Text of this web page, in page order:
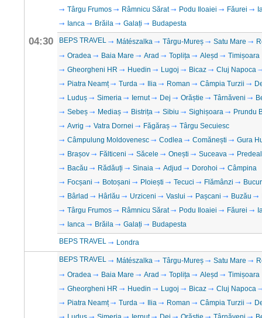
04:30
Târgu Frumos
Râmnicu Sărat Podu Iloaiei Făurei
Ianca
Brăila Galați Budapesta
BEPS TRAVEL Mátészalka Târgu-Mureș Satu Mare
Oradea
Baia Mare Arad Toplița Aleșd
Timișoara
Gheorgheni HR
Huedin Lugoj Bicaz
Cluj Napoca
Piatra Neamț
Turda Ilia Roman Câmpia Turzii
Luduș
Simeria Iernut Dej Orăștie Târnăveni
Sebeș
Mediaș Bistrița Sibiu Sighișoara
Prundu
Avrig
Vatra Dornei Făgăraș
Târgu Secuiesc
Câmpulung Moldovenesc
Codlea Comănești
Gura
Brașov
Fălticeni Săcele Onești Suceava
Predeal
Bacău
Rădăuți Sinaia Adjud Dorohoi
Câmpina
Focșani
Botoșani Ploiești Tecuci Flămânzi
Bârlad
Hârlău Urziceni Vaslui Pașcani Buzău
Târgu Frumos
Râmnicu Sărat Podu Iloaiei Făurei
Ianca
Brăila Galați Budapesta
BEPS TRAVEL Londra
BEPS TRAVEL Mátészalka Târgu-Mureș Satu Mare
Oradea
Baia Mare Arad Toplița Aleșd
Timișoara
Gheorgheni HR
Huedin Lugoj Bicaz
Cluj Napoca
Piatra Neamț
Turda Ilia Roman Câmpia Turzii